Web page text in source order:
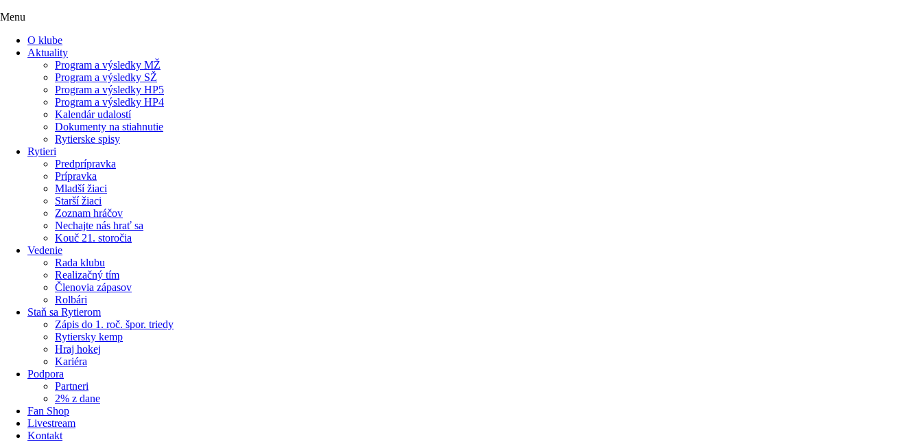
Menu
O klube
Aktuality
Program a výsledky MŽ
Program a výsledky SŽ
Program a výsledky HP5
Program a výsledky HP4
Kalendár udalostí
Dokumenty na stiahnutie
Rytierske spisy
Rytieri
Predprípravka
Prípravka
Mladší žiaci
Starší žiaci
Zoznam hráčov
Nechajte nás hrať sa
Kouč 21. storočia
Vedenie
Rada klubu
Realizačný tím
Členovia zápasov
Rolbári
Staň sa Rytierom
Zápis do 1. roč. špor. triedy
Rytiersky kemp
Hraj hokej
Kariéra
Podpora
Partneri
2% z dane
Fan Shop
Livestream
Kontakt